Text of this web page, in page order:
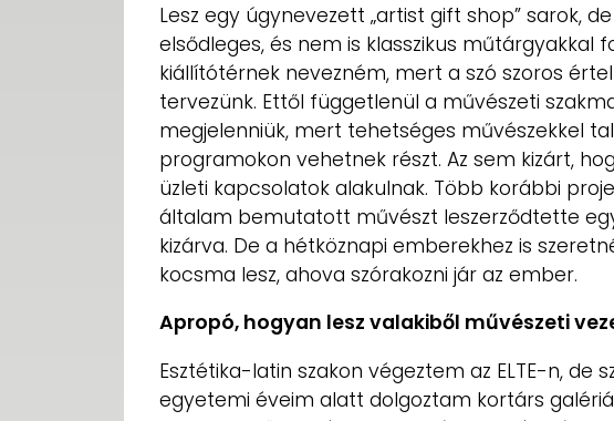
Lesz egy úgynevezett „artist gift shop” sarok,
elsődleges, és nem is klasszikus műtárgyakkal
kiállítótérnek nevezném, mert a szó szoros
tervezünk. Ettől függetlenül a művészeti
megjelenniük, mert tehetséges művészekkel
programokon vehetnek részt. Az sem kizárt,
üzleti kapcsolatok alakulnak. Több korábbi
általam bemutatott művészt leszerződtette
kizárva. De a hétköznapi emberekhez is
kocsma lesz, ahova szórakozni jár az ember.
Apropó, hogyan lesz valakiből művészeti
Esztétika-latin szakon végeztem az ELTE-n, de
egyetemi éveim alatt dolgoztam kortárs